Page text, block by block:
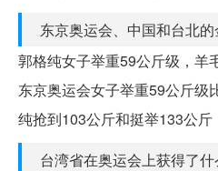
东京奥运会、中国和台北的
郭格纯女子举重59公斤级，羊
东京奥运会女子举重59公斤级
纯抢到103公斤和挺举133公
台湾省在奥运会上获得了什